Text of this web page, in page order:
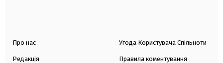
Про нас
Редакція
Угода Користувача Спільноти
Правила коментування